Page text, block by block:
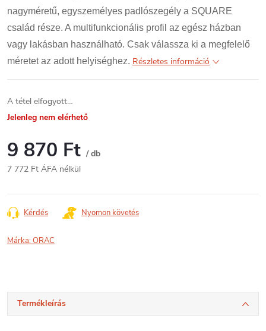
nagyméretű, egyszemélyes padlószegély a SQUARE
család része. A multifunkcionális profil az egész házban
vagy lakásban használható. Csak válassza ki a megfelelő
méretet az adott helyiséghez. Részletes információ
A tétel elfogyott…
Jelenleg nem elérhető
9 870 Ft / db
7 772 Ft ÁFA nélkül
Kérdés Nyomon követés
Márka:ORAC
Termékleírás